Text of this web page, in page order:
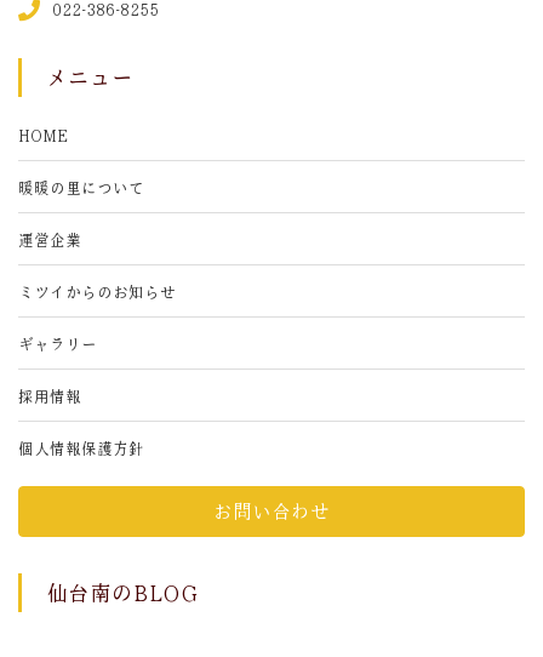
022-386-8255
メニュー
HOME
暖暖の里について
運営企業
ミツイからのお知らせ
ギャラリー
採用情報
個人情報保護方針
お問い合わせ
仙台南のBLOG